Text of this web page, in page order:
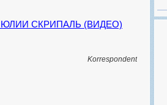
СКРИПАЛЬ (ВИДЕО)
Korrespondent